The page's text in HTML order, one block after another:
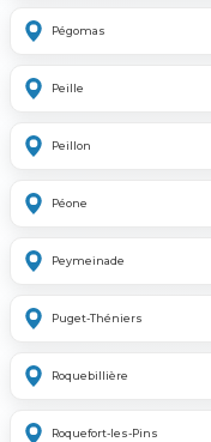
Pégomas
Peille
Peillon
Péone
Peymeinade
Puget-Théniers
Roquebillière
Roquefort-les-Pins